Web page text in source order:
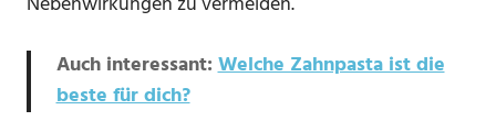
Auch interessant:Welche Zahnpasta ist die
beste für dich?